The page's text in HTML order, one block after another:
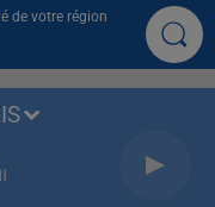
de votre région